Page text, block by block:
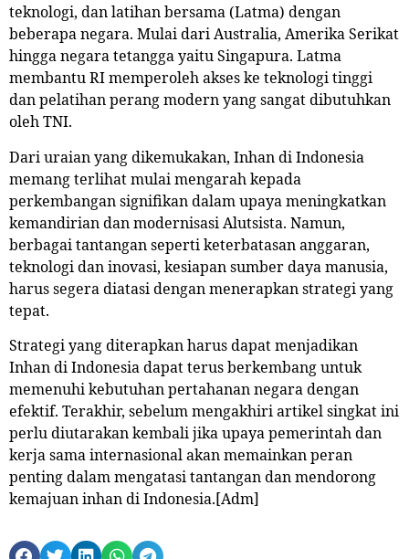
teknologi, dan latihan bersama (Latma) dengan
beberapa negara. Mulai dari Australia, Amerika Serikat
hingga negara tetangga yaitu Singapura. Latma
membantu RI memperoleh akses ke teknologi tinggi
dan pelatihan perang modern yang sangat dibutuhkan
oleh TNI.
Dari uraian yang dikemukakan, Inhan di Indonesia
memang terlihat mulai mengarah kepada
perkembangan signifikan dalam upaya meningkatkan
kemandirian dan modernisasi Alutsista. Namun,
berbagai tantangan seperti keterbatasan anggaran,
teknologi dan inovasi, kesiapan sumber daya manusia,
harus segera diatasi dengan menerapkan strategi yang
tepat.
Strategi yang diterapkan harus dapat menjadikan
Inhan di Indonesia dapat terus berkembang untuk
memenuhi kebutuhan pertahanan negara dengan
efektif. Terakhir, sebelum mengakhiri artikel singkat ini
perlu diutarakan kembali jika upaya pemerintah dan
kerja sama internasional akan memainkan peran
penting dalam mengatasi tantangan dan mendorong
kemajuan inhan di Indonesia.[Adm]